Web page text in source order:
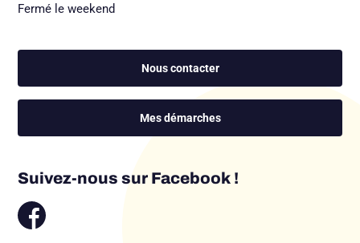
Fermé le weekend
Nous contacter
Mes démarches
Suivez-nous sur Facebook !